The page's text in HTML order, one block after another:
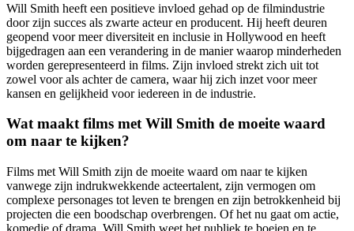
Will Smith heeft een positieve invloed gehad op de filmindustrie
door zijn succes als zwarte acteur en producent. Hij heeft deuren
geopend voor meer diversiteit en inclusie in Hollywood en heeft
bijgedragen aan een verandering in de manier waarop minderheden
worden gerepresenteerd in films. Zijn invloed strekt zich uit tot
zowel voor als achter de camera, waar hij zich inzet voor meer
kansen en gelijkheid voor iedereen in de industrie.
Wat maakt films met Will Smith de moeite waard
om naar te kijken?
Films met Will Smith zijn de moeite waard om naar te kijken
vanwege zijn indrukwekkende acteertalent, zijn vermogen om
complexe personages tot leven te brengen en zijn betrokkenheid bij
projecten die een boodschap overbrengen. Of het nu gaat om actie,
komedie of drama, Will Smith weet het publiek te boeien en te